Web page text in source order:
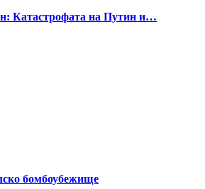
Катастрофата на Путин и…
бомбоубежище